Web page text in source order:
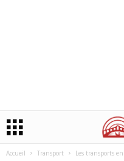
Accueil Transport Les transports